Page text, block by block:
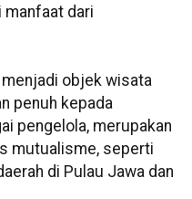
manfaat dari
menjadi objek wisata
penuh kepada
pengelola, merupakan
mutualisme, seperti
di Pulau Jawa dan